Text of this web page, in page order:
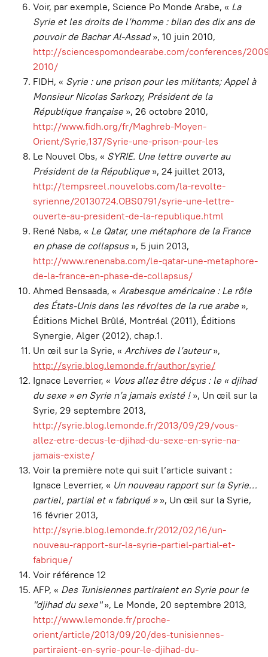
Voir, par exemple, Science Po Monde Arabe, « La
Syrie et les droits de l’homme : bilan des dix ans de
pouvoir de Bachar Al-Assad», 10 juin 2010,
http://sciencespomondearabe.com/conferences/
2010/
FIDH, « Syrie : une prison pour les militants; Appel à
Monsieur Nicolas Sarkozy, Président de la
République française », 26 octobre 2010,
http://www.fidh.org/fr/Maghreb-Moyen-
Orient/Syrie,137/Syrie-une-prison-pour-les
Le Nouvel Obs, « SYRIE. Une lettre ouverte au
Président de la République », 24 juillet 2013,
http://tempsreel.nouvelobs.com/la-revolte-
syrienne/20130724.OBS0791/syrie-une-lettre-
ouverte-au-president-de-la-republique.html
René Naba, « Le Qatar, une métaphore de la France
en phase de collapsus», 5 juin 2013,
http://www.renenaba.com/le-qatar-une-metaphore-
de-la-france-en-phase-de-collapsus/
Ahmed Bensaada, « Arabesque américaine : Le rôle
des États-Unis dans les révoltes de la rue arabe »,
Éditions Michel Brûlé, Montréal (2011), Éditions
Synergie, Alger (2012), chap.1.
Un œil sur la Syrie, « Archives de l’auteur»,
http://syrie.blog.lemonde.fr/author/syrie/
Ignace Leverrier, « Vous allez être déçus : le « djihad
du sexe » en Syrie n’a jamais existé !», Un œil sur la
Syrie, 29 septembre 2013,
http://syrie.blog.lemonde.fr/2013/09/29/vous-
allez-etre-decus-le-djihad-du-sexe-en-syrie-na-
jamais-existe/
Voir la première note qui suit l’article suivant :
Ignace Leverrier, « Un nouveau rapport sur la Syrie…
partiel, partial et « fabriqué »», Un œil sur la Syrie,
16 février 2013,
http://syrie.blog.lemonde.fr/2012/02/16/un-
nouveau-rapport-sur-la-syrie-partiel-partial-et-
fabrique/
Voir référence 12
AFP, « Des Tunisiennes partiraient en Syrie pour le
"djihad du sexe"», Le Monde, 20 septembre 2013,
http://www.lemonde.fr/proche-
orient/article/2013/09/20/des-tunisiennes-
partiraient-en-syrie-pour-le-djihad-du-